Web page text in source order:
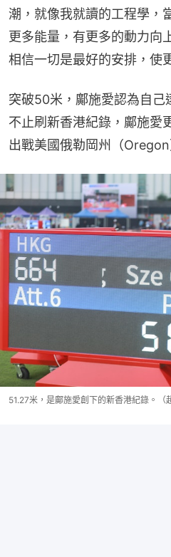
潮，就像我就讀的工程學，
更多能量，有更多的動力向
相信一切是最好的安排，使
突破50米，鄺施愛認為自己
不止刷新香港紀錄，鄺施愛
出戰美國俄勒岡州（Oregon
51.27米，是鄺施愛創下的新香港紀錄。（